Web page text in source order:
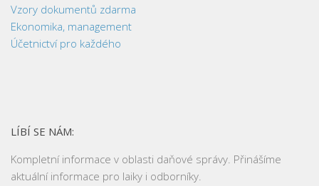
Vzory dokumentů zdarma
Ekonomika, management
Účetnictví pro každého
LÍBÍ SE NÁM:
Kompletní informace v oblasti daňové správy. Přinášíme
aktuální informace pro laiky i odborníky.